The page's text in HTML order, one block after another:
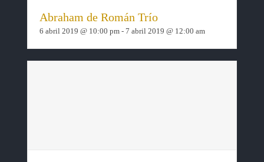
Abraham de Román Trío
6 abril 2019 @ 10:00 pm- 7 abril 2019 @ 12:00 am